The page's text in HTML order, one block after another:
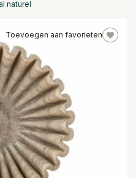
naturel
Toevoegen aan favorieten